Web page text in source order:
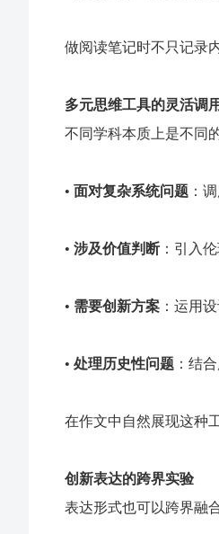
做阅读笔记时不只记录
多元思维工具的灵活调
不同学科本质上是不同
• 面对复杂系统问题 ：
• 涉及价值判断 ：引入
• 需要创新方案 ：运用
• 处理历史性问题 ：结
在作文中自然展现这种
创新表达的跨界实验
表达形式也可以跨界融